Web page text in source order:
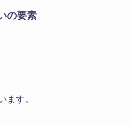
の要素
ます。